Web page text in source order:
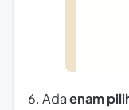
6. Adaenam